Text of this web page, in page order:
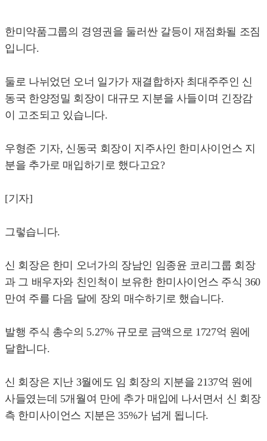
한미약품그룹의 경영권을 둘러싼 갈등이 재점화될 조짐
입니다.
둘로 나뉘었던 오너 일가가 재결합하자 최대주주인 신
동국 한양정밀 회장이 대규모 지분을 사들이며 긴장감
이 고조되고 있습니다.
우형준 기자, 신동국 회장이 지주사인 한미사이언스 지
분을 추가로 매입하기로 했다고요?
[기자]
그렇습니다.
신 회장은 한미 오너가의 장남인 임종윤 코리그룹 회장
과 그 배우자와 친인척이 보유한 한미사이언스 주식 360
만여 주를 다음 달에 장외 매수하기로 했습니다.
발행 주식 총수의 5.27% 규모로 금액으로 1727억 원에
달합니다.
신 회장은 지난 3월에도 임 회장의 지분을 2137억 원에
사들였는데 5개월여 만에 추가 매입에 나서면서 신 회장
측 한미사이언스 지분은 35%가 넘게 됩니다.